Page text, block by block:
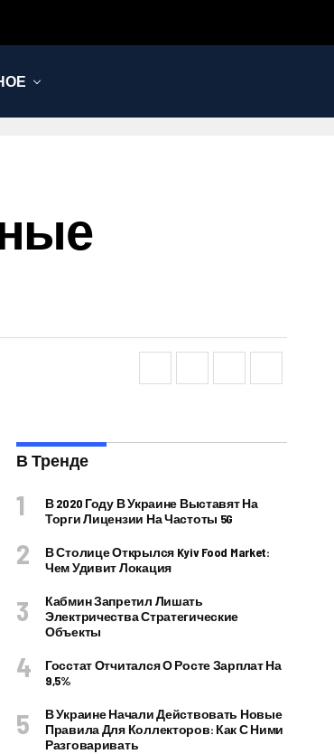
В Тренде
В 2020 Году В Украине Выставят На
Торги Лицензии На Частоты 5G
В Столице Открылся Kyiv Food Market:
Чем Удивит Локация
Кабмин Запретил Лишать
Электричества Стратегические
Объекты
Госстат Отчитался О Росте Зарплат На
9,5%
В Украине Начали Действовать Новые
Правила Для Коллекторов: Как С Ними
Разговаривать